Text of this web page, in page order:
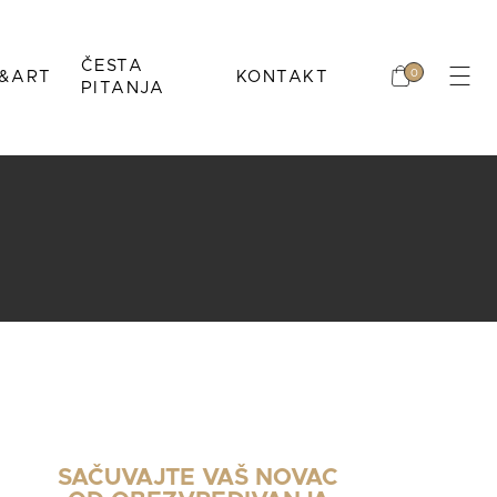
ČESTA
PITANJA
KONTAKT 0
SAČUVAJTE VAŠ NOVAC